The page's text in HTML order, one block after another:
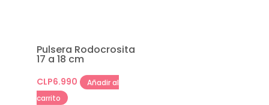
Pulsera Rodocrosita
17 a 18 cm
CLP6.990
Añadir al
carrito